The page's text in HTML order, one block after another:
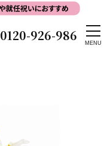
0120-926-986